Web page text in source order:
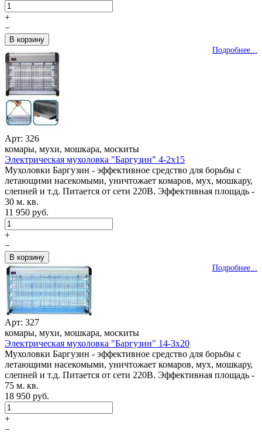
+
−
Подробнее...
Арт: 326
комары, мухи, мошкара, москиты
Электрическая мухоловка "Баргузин" 4-2x15
Мухоловки Баргузин - эффективное средство для борьбы с
летающими насекомыми, уничтожает комаров, мух, мошкару,
слепней и т.д. Питается от сети 220В. Эффективная площадь -
30 м. кв.
11 950 руб.
+
−
Подробнее...
Арт: 327
комары, мухи, мошкара, москиты
Электрическая мухоловка "Баргузин" 14-3x20
Мухоловки Баргузин - эффективное средство для борьбы с
летающими насекомыми, уничтожает комаров, мух, мошкару,
слепней и т.д. Питается от сети 220В. Эффективная площадь -
75 м. кв.
18 950 руб.
+
−